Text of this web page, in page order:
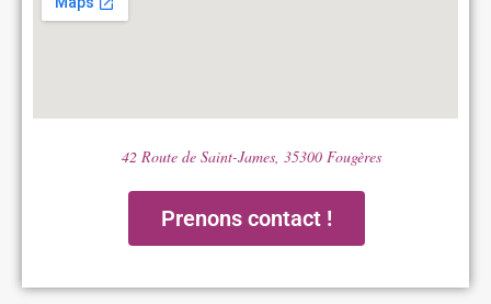
42 Route de Saint-James, 35300 Fougères
Prenons contact !